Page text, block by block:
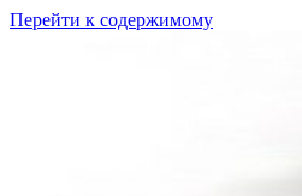
Перейти к содержимому